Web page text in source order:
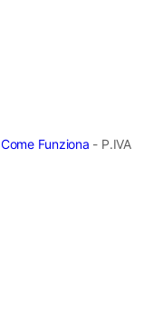
Come Funziona - P.IVA